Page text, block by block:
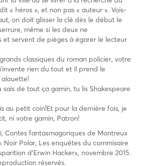
« héros », et non pas « auteur ». Vois-
on doit glisser la clé dès le début le
même si les deux ne
et servent de pièges à égarer le lecteur
classiques du roman policier, votre
rien du tout et il prend le
alouette!
sais de tout ça gamin, tu lis Shakespeare
au petit coin!Et pour la dernière fois, je
ni votre gamin, Patron!
Contes fantasmagoriques de Montreux
Noir Polar, Les enquêtes du commisaire
d’Erwin Hacker», novembre 2015.
réservés.